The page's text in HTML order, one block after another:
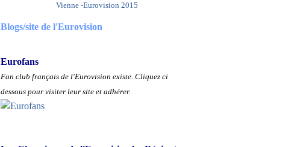
Vienne -Eurovision 2015
Blogs/site de l'Eurovision
Eurofans
Fan club français de l'Eurovision existe. Cliquez ci
dessous pour visiter leur site et adhérer.